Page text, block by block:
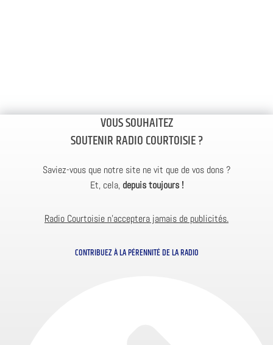
VOUS SOUHAITEZ
SOUTENIR RADIO COURTOISIE ?
Saviez-vous que notre site ne vit que de vos dons ?
Et, cela, depuis toujours !
Radio Courtoisie n’acceptera jamais de publicités.
CONTRIBUEZ À LA PÉRENNITÉ DE LA RADIO